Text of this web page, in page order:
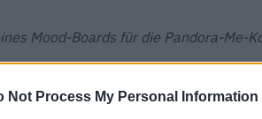
Not Process My Personal Information
Mood-Boards für die Pandora-Me-
Farben des Sommers und die Schönheit
aussuchen würde, war sofort klar.